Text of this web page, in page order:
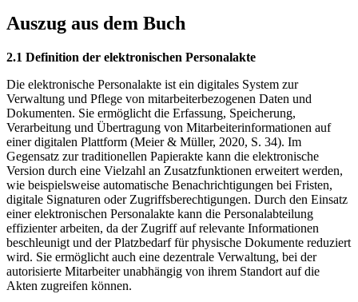
Auszug aus dem Buch
2.1 Definition der elektronischen Personalakte
Die elektronische Personalakte ist ein digitales System zur
Verwaltung und Pflege von mitarbeiterbezogenen Daten und
Dokumenten. Sie ermöglicht die Erfassung, Speicherung,
Verarbeitung und Übertragung von Mitarbeiterinformationen auf
einer digitalen Plattform (Meier & Müller, 2020, S. 34). Im
Gegensatz zur traditionellen Papierakte kann die elektronische
Version durch eine Vielzahl an Zusatzfunktionen erweitert werden,
wie beispielsweise automatische Benachrichtigungen bei Fristen,
digitale Signaturen oder Zugriffsberechtigungen. Durch den Einsatz
einer elektronischen Personalakte kann die Personalabteilung
effizienter arbeiten, da der Zugriff auf relevante Informationen
beschleunigt und der Platzbedarf für physische Dokumente reduziert
wird. Sie ermöglicht auch eine dezentrale Verwaltung, bei der
autorisierte Mitarbeiter unabhängig von ihrem Standort auf die
Akten zugreifen können.